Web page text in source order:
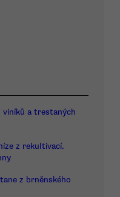
a trestaných
z rekultivací.
z brněnského